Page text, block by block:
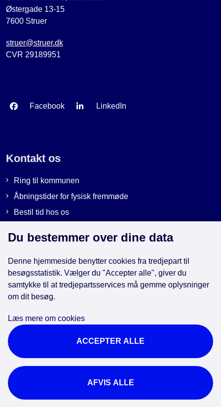
Østergade 13-15
7600 Struer
struer@struer.dk
CVR 29189951
Facebook LinkedIn
Kontakt os
Ring til kommunen
Åbningstider for fysisk fremmøde
Bestil tid hos os
Genveje
EAN-numre i kommunen
Cookies
Tilgængelighedserklæring
Brug af kunstig intelligens
Du bestemmer over dine data
Denne hjemmeside benytter cookies fra tredjepart til
besøgsstatistik. Vælger du "Accepter alle", giver du
samtykke til at tredjepartsservices må gemme oplysninger
om dit besøg.
Læs mere om cookies
ACCEPTER ALLE
AFVIS ALLE